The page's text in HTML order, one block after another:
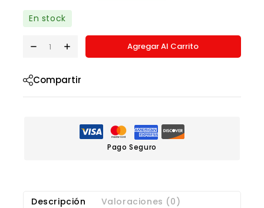
En stock
Agregar Al Carrito
Compartir
Pago Seguro
Descripción Valoraciones (0)